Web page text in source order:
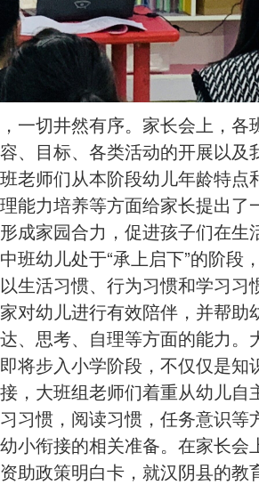
一切井然有序。家长会上，各
、目标、各类活动的开展以及
老师们从本阶段幼儿年龄特点
能力培养等方面给家长提出了
成家园合力，促进孩子们在生
班幼儿处于“承上启下”的阶段
生活习惯、行为习惯和学习习
对幼儿进行有效陪伴，并帮助
、思考、自理等方面的能力。
将步入小学阶段，不仅仅是知
，大班组老师们着重从幼儿自
习惯，阅读习惯，任务意识等
小衔接的相关准备。在家长会
助政策明白卡，就汉阴县的教